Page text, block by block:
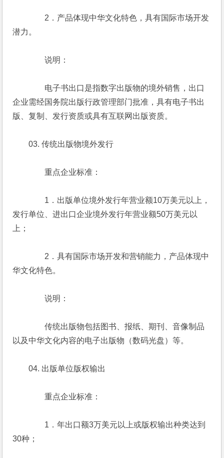
2．产品体现中华文化特色，具有国际市场开发
潜力。
说明：
电子书出口是指数字出版物的境外销售，出口
企业需经国务院出版行政管理部门批准，具有电子书出
版、复制、发行资质或具有互联网出版资质。
03. 传统出版物境外发行
重点企业标准：
1．出版单位境外发行年营业额10万美元以上，
发行单位、进出口企业境外发行年营业额50万美元以
上；
2．具有国际市场开发和营销能力，产品体现中
华文化特色。
说明：
传统出版物包括图书、报纸、期刊、音像制品
以及中华文化内容的电子出版物（数码光盘）等。
04. 出版单位版权输出
重点企业标准：
1．年出口额3万美元以上或版权输出种类达到
30种；